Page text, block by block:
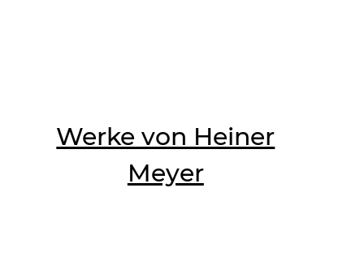
Werke von Heiner
Meyer